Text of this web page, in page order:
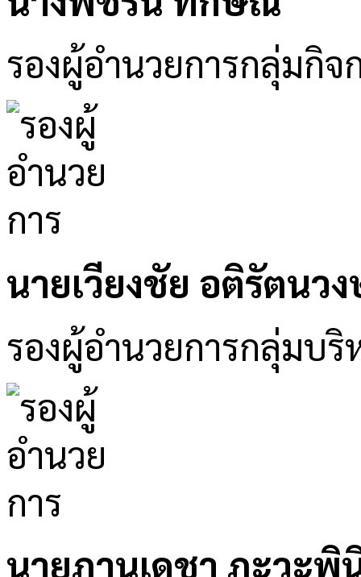
รองผู้อำนวยการกลุ่มกิจ
นายเวียงชัย อติรัตนว
รองผู้อำนวยการกลุ่มบริ
นายภานุเดชา ภะวะพิ